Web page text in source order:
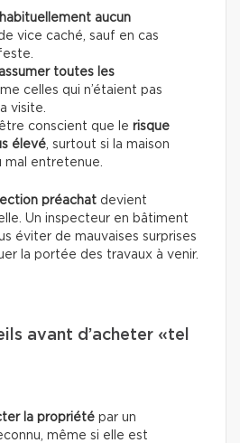
habituellement aucun
vice caché, sauf en cas
assumer toutes les
celles qui n’étaient pas
visite.
conscient que le risque
élevé , surtout si la maison
mal entretenue.
préachat devient
Un inspecteur en bâtiment
éviter de mauvaises surprises
la portée des travaux à venir.
avant d’acheter «tel
la propriété par un
même si elle est